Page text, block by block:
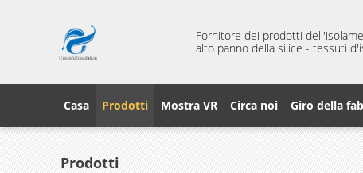
Fornitore dei prodotti
alto panno della silice - tessuti
Casa Prodotti Mostra VR Circa noi Giro della
Prodotti